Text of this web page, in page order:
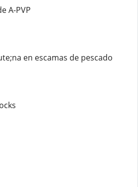
A-PVP
en escamas de pescado